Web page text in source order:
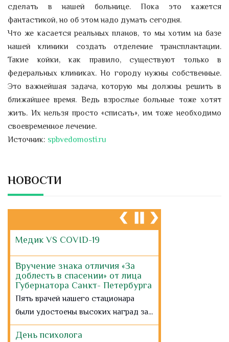
сделать в нашей больнице. Пока это кажется
фантастикой, но об этом надо думать сегодня.
Что же касается реальных планов, то мы хотим на базе
нашей клиники создать отделение трансплантации.
Такие койки, как правило, существуют только в
федеральных клиниках. Но городу нужны собственные.
Это важнейшая задача, которую мы должны решить в
ближайшее время. Ведь взрослые больные тоже хотят
жить. Их нельзя просто «списать», им тоже необходимо
своевременное лечение.
Источник: spbvedomosti.ru
НОВОСТИ
Медик VS COVID-19
Вручение знака отличия «За
доблесть в спасении» от лица
Губернатора Санкт- Петербурга
Пять врачей нашего стационара
были удостоены высоких наград за...
День психолога